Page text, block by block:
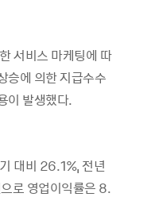
서비스 마케팅에 따
승에 의한 지급수수
이 발생했다.
대비 26.1%, 전년
로 영업이익률은 8.